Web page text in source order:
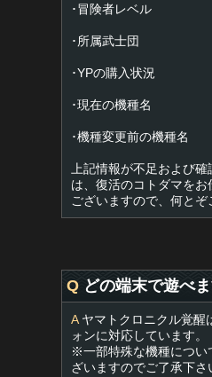
･冒険者レベル
･所属武士団
･YPの購入状況
･現在の機種名
･機種変更前の機種名
上記情報が不足および
は、復活のコトダマをお
ございますので、何とぞ
Q どの端末で遊べ
Aヤマトクロニクル覚醒
ォンに対応しています。
※一部特殊な機種につい
ざいますのでご了承下さ